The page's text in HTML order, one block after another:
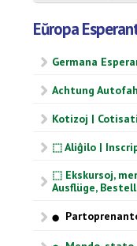
Eŭropa
Germana
Achtung
Kotizoj |
⬚ Aliĝilo |
⬚ Ekskursoj,
Ausflüge,
⬤